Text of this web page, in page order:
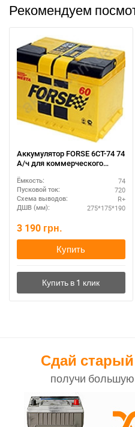
Рекомендуем
Аккумулятор FORSE 6СТ-74 74
А/ч для коммерческого
Ёмкость: 74
Пусковой ток: 720
Схема выводов: R+
ДШВ (мм): 275*175*190
3 190 грн.
Купить
Сдай
получи